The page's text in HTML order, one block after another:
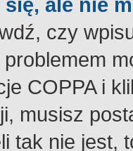
czy
COPPA i
musisz
tak nie jest,